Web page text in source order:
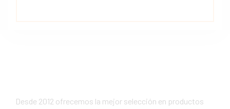
Desde 2012 ofrecemos la mejor selección en productos